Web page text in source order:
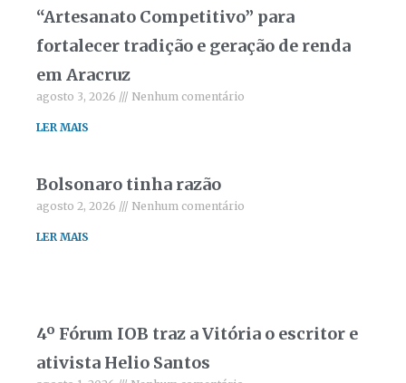
“Artesanato Competitivo” para
fortalecer tradição e geração de renda
em Aracruz
agosto 3, 2026 Nenhum comentário
LER MAIS
Bolsonaro tinha razão
agosto 2, 2026 Nenhum comentário
LER MAIS
4º Fórum IOB traz a Vitória o escritor e
ativista Helio Santos